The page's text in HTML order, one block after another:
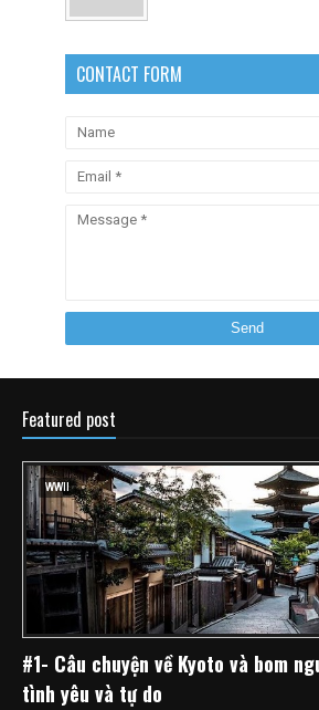
CONTACT FORM
Featured post
WWII
#1- Câu chuyện về Kyoto và bom
tình yêu và tự do